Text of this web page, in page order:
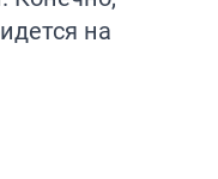
на